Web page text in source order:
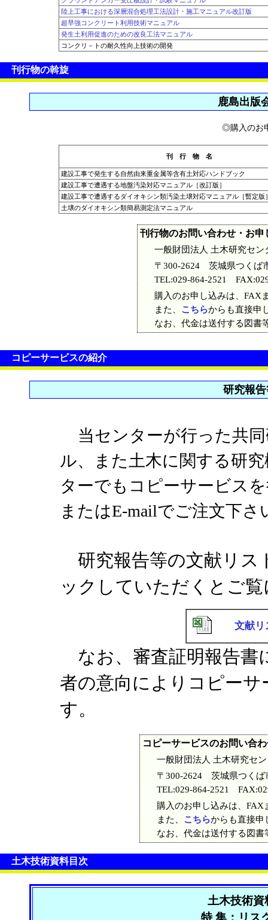
陸上工事における深層混合処理工法設計・施工マニュアル改訂版
超早強コンクリート利用技術マニュアル
発生土利用促進のための改良工法マニュアル
コンクリ－トの耐久性向上技術の開発
刊行物の斡旋
鹿島出版
◎購入のお
刊 行 物 名
建設工事で発生する自然由来重金属等含有土対応ハンドブック
建設工事で遭遇する地盤汚染対応マニュアル［改訂版］
建設工事で遭遇するダイオキシン類汚染土壌対応マニュアル［暫定版
土壌のダイオキシン類簡易測定法マニュアル
刊行物のお問い合わせ・お申
一般財団法人 土木研究セ
〒300-2624 茨城県つくば
TEL:029-864-2521
購入のお申し込みは、FAX
また、 こちらからも直接申
なお、代金は送付する図書
コピーサービスの紹介
研究報
当センターが行った共
ル、また土木に関する研
ターでもコピーサービス
またはE-mailでご注文下さ
研究報告等の文献リス
ックしていただくとご
文献リ
なお、審査証明報告書
者の意向によりコピー
す。
コピーサービスのお問い合
一般財団法人 土木研究セ
〒300-2624 茨城県つくば
TEL:029-864-2521
購入のお申し込みは、FAX
また、 こちらからも直接申
なお、代金は送付する図
土木技術資料目次
土木技術
特 集：リス